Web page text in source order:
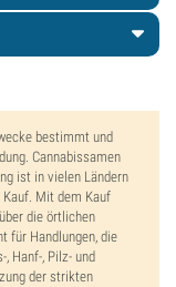
bestimmt und
Cannabissamen
ist in vielen Ländern
Mit dem Kauf
die örtlichen
für Handlungen, die
Hanf-, Pilz- und
der strikten